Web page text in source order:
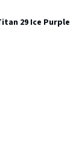
29 Ice Purple